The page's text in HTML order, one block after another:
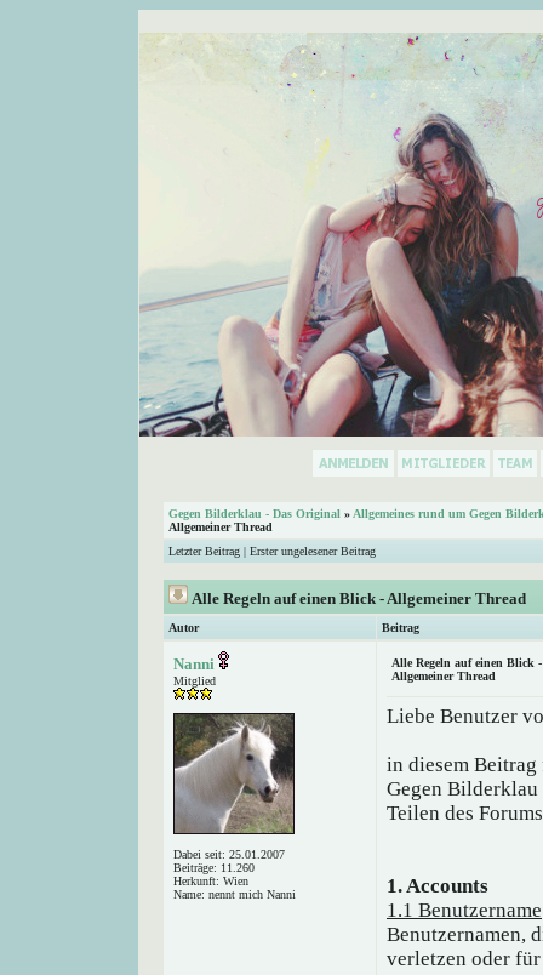
Gegen Bilderklau - Das Original » Allgemeines rund um Gegen
Allgemeiner Thread
Letzter Beitrag | Erster ungelesener Beitrag
Alle Regeln auf einen Blick - Allgemeiner Thread
Autor Beitrag
Nanni
Mitglied
Dabei seit: 25.01.2007
Beiträge: 11.260
Herkunft: Wien
Name: nennt mich Nanni
Alle Regeln auf einen Blick -
Allgemeiner Thread
Liebe Benutzer
in diesem
Gegen Bilderklau
Teilen des
1. Accounts
1.1 Benutzername
Benutzernamen,
verletzen oder